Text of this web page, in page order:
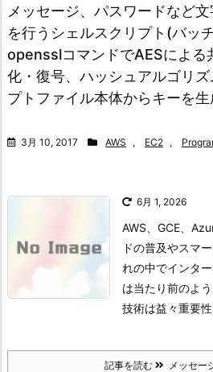
メッセージ、パスワードなど
を行うシェルスクリプト(バッ
opensslコマンドでAESによる
化・復号、ハッシュアルゴリ
プトファイル本体からキーを生
3月 10, 2017 AWS , EC2 ,
6月 1, 2026
AWS、GCE、
ドの普及やスマ
れの中でインタ
は当たり前のよ
技術は益々重要
記事を読む メッセー